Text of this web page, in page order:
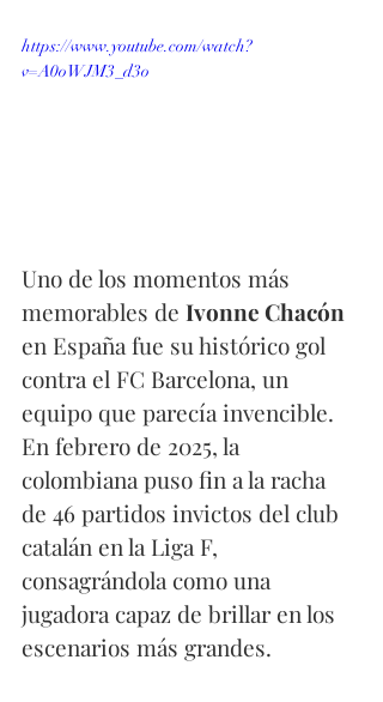
https://www.youtube.com/watch?
v=A0oWJM3_d3o
Uno de los momentos más
memorables de Ivonne Chacón
en España fue su histórico gol
contra el FC Barcelona, un
equipo que parecía invencible.
En febrero de 2025, la
colombiana puso fin a la racha
de 46 partidos invictos del club
catalán en la Liga F,
consagrándola como una
jugadora capaz de brillar en los
escenarios más grandes.